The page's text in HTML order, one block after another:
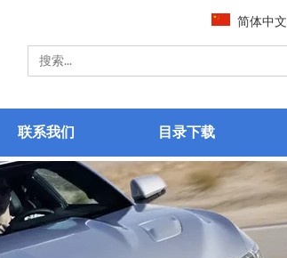
简体中文
联系我们 目录下载